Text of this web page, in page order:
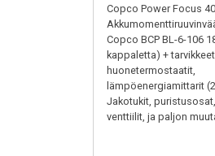
Copco Power Focus
Copco BCP BL-6-106
kappaletta) +
huonetermostaatit,
lämpöenergiamittarit
Jakotukit,
venttiilit, ja paljon